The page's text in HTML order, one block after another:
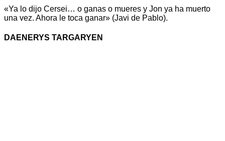
«Ya lo dijo Cersei… o ganas o mueres y Jon ya ha muerto
una vez. Ahora le toca ganar» (Javi de Pablo).
DAENERYS TARGARYEN